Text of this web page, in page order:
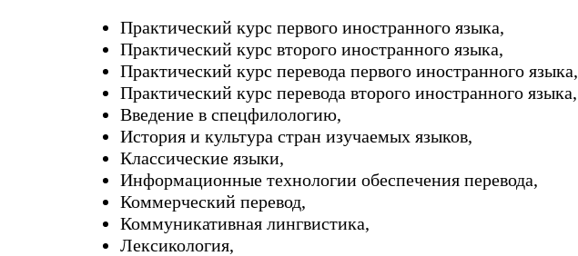
Практический курс первого иностранного языка,
Практический курс второго иностранного языка,
Практический курс перевода первого иностранного языка,
Практический курс перевода второго иностранного языка,
Введение в спецфилологию,
История и культура стран изучаемых языков,
Классические языки,
Информационные технологии обеспечения перевода,
Коммерческий перевод,
Коммуникативная лингвистика,
Лексикология,